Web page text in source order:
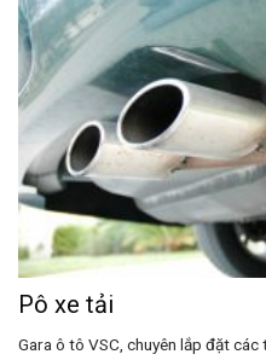
Pô xe tải
Gara ô tô VSC, chuyên lắp đặt